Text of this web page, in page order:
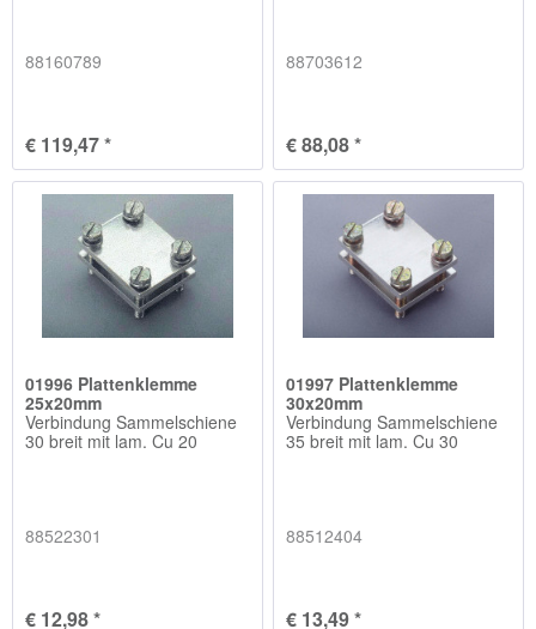
88160789
€ 119,47 *
88703612
€ 88,08 *
01996 Plattenklemme
25x20mm
Verbindung Sammelschiene
30 breit mit lam. Cu 20
88522301
€ 12,98 *
01997 Plattenklemme
30x20mm
Verbindung Sammelschiene
35 breit mit lam. Cu 30
88512404
€ 13,49 *